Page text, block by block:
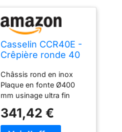
Casselin CCR40E -
Crêpière ronde 40
Châssis rond en inox
Plaque en fonte Ø400
mm usinage ultra fin
60°C à 300°C
Thermostat de sécurité
341,42 €